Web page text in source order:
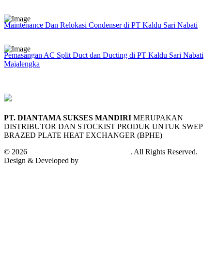
Maintenance Dan Relokasi Condenser di PT Kaldu Sari Nabati
Pemasangan AC Split Duct dan Ducting di PT Kaldu Sari Nabati
Majalengka
PT. DIANTAMA SUKSES MANDIRI MERUPAKAN
DISTRIBUTOR DAN STOCKIST PRODUK UNTUK SWEP
BRAZED PLATE HEAT EXCHANGER (BPHE)
© 2026
. All Rights Reserved.
Design & Developed by